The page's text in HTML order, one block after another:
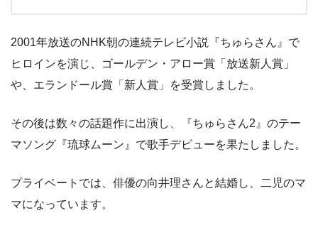
2001年放送のNHK朝の連続テレビ小説『ちゅらさん』で
ヒロインを演じ、ゴールデン・アロー賞「放送新人賞」
や、エランドール賞「新人賞」を受賞しました。
その後は数々の話題作に出演し、『ちゅらさん2』のテー
マソング『琉球ムーン』で歌手デビューを果たしました。
プライベートでは、俳優の向井理さんと結婚し、二児のマ
マになっています。